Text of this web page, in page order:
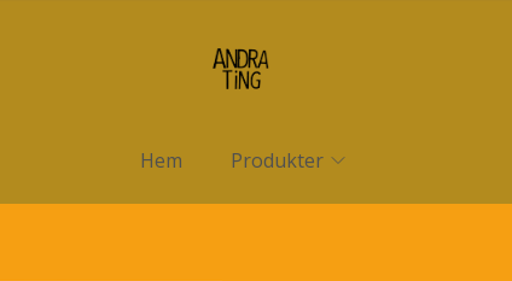
Hem Produkter